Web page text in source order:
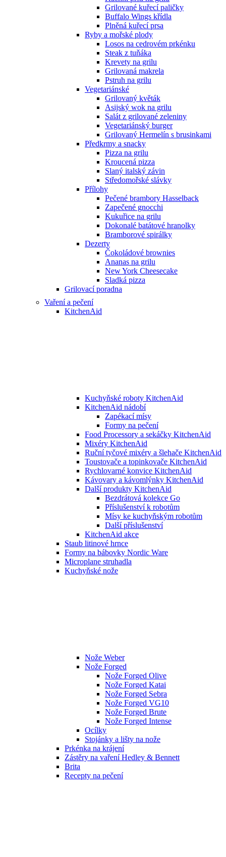
Grilované kuřecí paličky
Buffalo Wings křídla
Plněná kuřecí prsa
Ryby a mořské plody
Losos na cedrovém prkénku
Steak z tuňáka
Krevety na grilu
Grilovaná makrela
Pstruh na grilu
Vegetariánské
Grilovaný květák
Asijský wok na grilu
Salát z grilované zeleniny
Vegetariánský burger
Grilovaný Hermelín s brusinkami
Předkrmy a snacky
Pizza na grilu
Kroucená pizza
Slaný italský závin
Středomořské slávky
Přílohy
Pečené brambory Hasselback
Zapečené gnocchi
Kukuřice na grilu
Dokonalé batátové hranolky
Bramborové spirálky
Dezerty
Čokoládové brownies
Ananas na grilu
New York Cheesecake
Sladká pizza
Grilovací poradna
Vaření a pečení
KitchenAid
Kuchyňské roboty KitchenAid
KitchenAid nádobí
Zapékací mísy
Formy na pečení
Food Processory a sekáčky KitchenAid
Mixéry KitchenAid
Ruční tyčové mixéry a šlehače KitchenAid
Toustovače a topinkovače KitchenAid
Rychlovarné konvice KitchenAid
Kávovary a kávomlýnky KitchenAid
Další produkty KitchenAid
Bezdrátová kolekce Go
Příslušenství k robotům
Mísy ke kuchyňským robotům
Další příslušenství
KitchenAid akce
Staub litinové hrnce
Formy na bábovky Nordic Ware
Microplane struhadla
Kuchyňské nože
Nože Weber
Nože Forged
Nože Forged Olive
Nože Forged Katai
Nože Forged Sebra
Nože Forged VG10
Nože Forged Brute
Nože Forged Intense
Ocílky
Stojánky a lišty na nože
Prkénka na krájení
Zástěry na vaření Hedley & Bennett
Brita
Recepty na pečení